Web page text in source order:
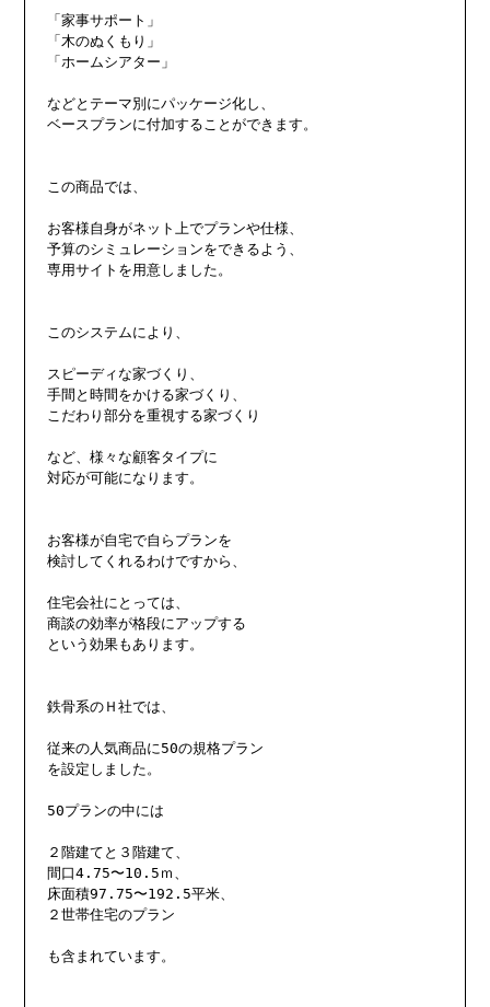
「家事サポート」
「木のぬくもり」
「ホームシアター」
などとテーマ別にパッケージ化し、
ベースプランに付加することができます。
この商品では、
お客様自身がネット上でプランや仕様、
予算のシミュレーションをできるよう、
専用サイトを用意しました。
このシステムにより、
スピーディな家づくり、
手間と時間をかける家づくり、
こだわり部分を重視する家づくり
など、様々な顧客タイプに
対応が可能になります。
お客様が自宅で自らプランを
検討してくれるわけですから、
住宅会社にとっては、
商談の効率が格段にアップする
という効果もあります。
鉄骨系のＨ社では、
従来の人気商品に50の規格プラン
を設定しました。
50プランの中には
２階建てと３階建て、
間口4.75〜10.5ｍ、
床面積97.75〜192.5平米、
２世帯住宅のプラン
も含まれています。